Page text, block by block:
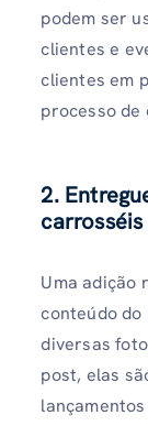
podem ser
clientes e
clientes em
processo de
2.
carrosséis
Uma adição
conteúdo do
diversas
post, elas